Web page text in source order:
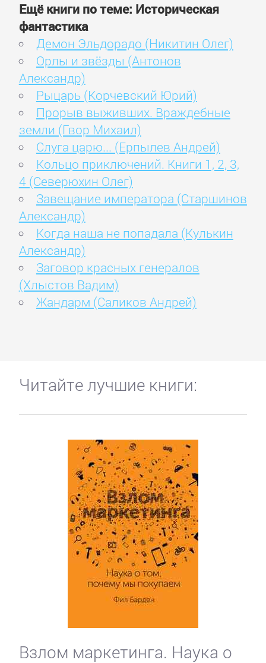
Ещё книги по теме: Историческая
фантастика
Демон Эльдорадо (Никитин Олег)
Орлы и звёзды (Антонов
Александр)
Рыцарь (Корчевский Юрий)
Прорыв выживших. Враждебные
земли (Гвор Михаил)
Слуга царю... (Ерпылев Андрей)
Кольцо приключений. Книги 1, 2, 3,
4 (Северюхин Олег)
Завещание императора (Старшинов
Александр)
Когда наша не попадала (Кулькин
Александр)
Заговор красных генералов
(Хлыстов Вадим)
Жандарм (Саликов Андрей)
Читайте лучшие книги:
Взлом маркетинга. Наука о